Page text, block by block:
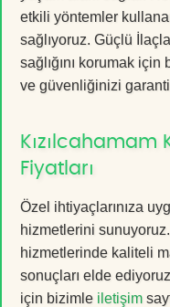
etkili yöntemler
sağlıyoruz. Güçlü
sağlığını korumak
ve güvenliğinizi garanti
Fiyatları
Özel ihtiyaçlarınıza
hizmetlerini
hizmetlerinde kaliteli
sonuçları elde
için bizimle iletişim